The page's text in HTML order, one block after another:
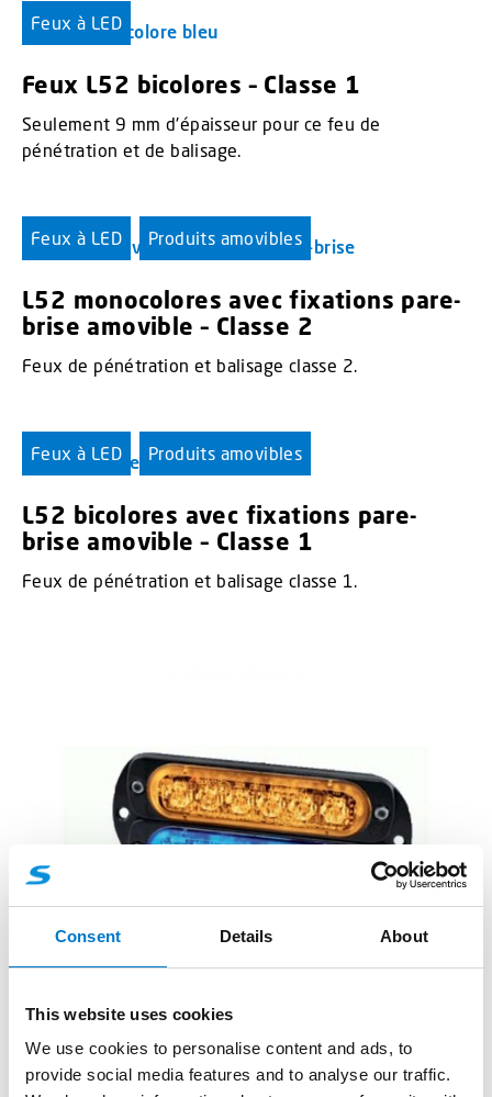
Consent Details About
This website uses cookies
We use cookies to personalise content and ads, to
provide social media features and to analyse our traffic.
Feux à LED
Feux L52 bicolores – Classe 1
Seulement 9 mm d'épaisseur pour ce feu de
pénétration et de balisage.
Feux à LED Produits amovibles
L52 monocolores avec fixations pare-
brise amovible – Classe 2
Feux de pénétration et balisage classe 2.
Feux à LED Produits amovibles
L52 bicolores avec fixations pare-
brise amovible – Classe 1
Feux de pénétration et balisage classe 1.
Kit double feu LED L52 classe 2
Double feu pour encore plus de puissance lumineuse.